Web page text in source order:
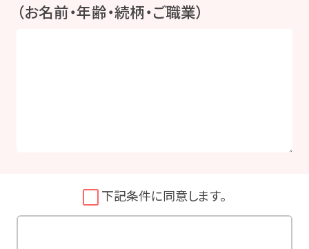
（お名前・年齢・続柄・ご職業）
下記条件に同意します。